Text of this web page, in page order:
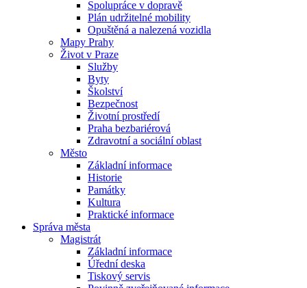
Spolupráce v dopravě
Plán udržitelné mobility
Opuštěná a nalezená vozidla
Mapy Prahy
Život v Praze
Služby
Byty
Školství
Bezpečnost
Životní prostředí
Praha bezbariérová
Zdravotní a sociální oblast
Město
Základní informace
Historie
Památky
Kultura
Praktické informace
Správa města
Magistrát
Základní informace
Úřední deska
Tiskový servis